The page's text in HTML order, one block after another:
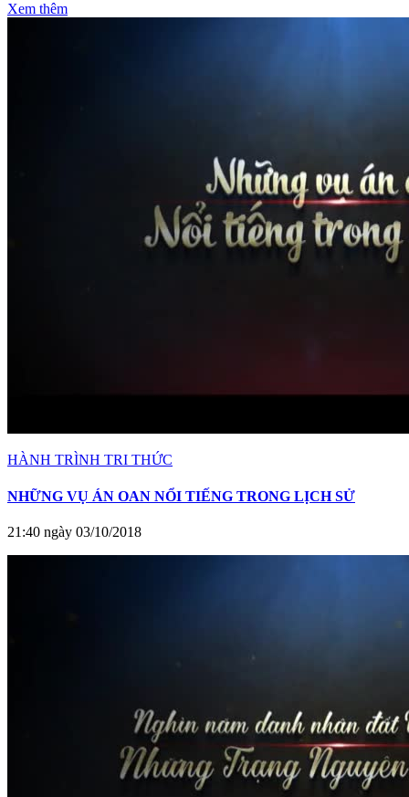
Xem thêm
HÀNH TRÌNH TRI THỨC
NHỮNG VỤ ÁN OAN NỔI TIẾNG TRONG LỊCH SỬ
21:40 ngày 03/10/2018